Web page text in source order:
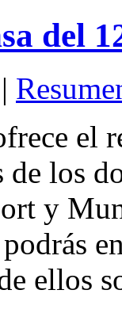
del
|
el
de los
y
ellos